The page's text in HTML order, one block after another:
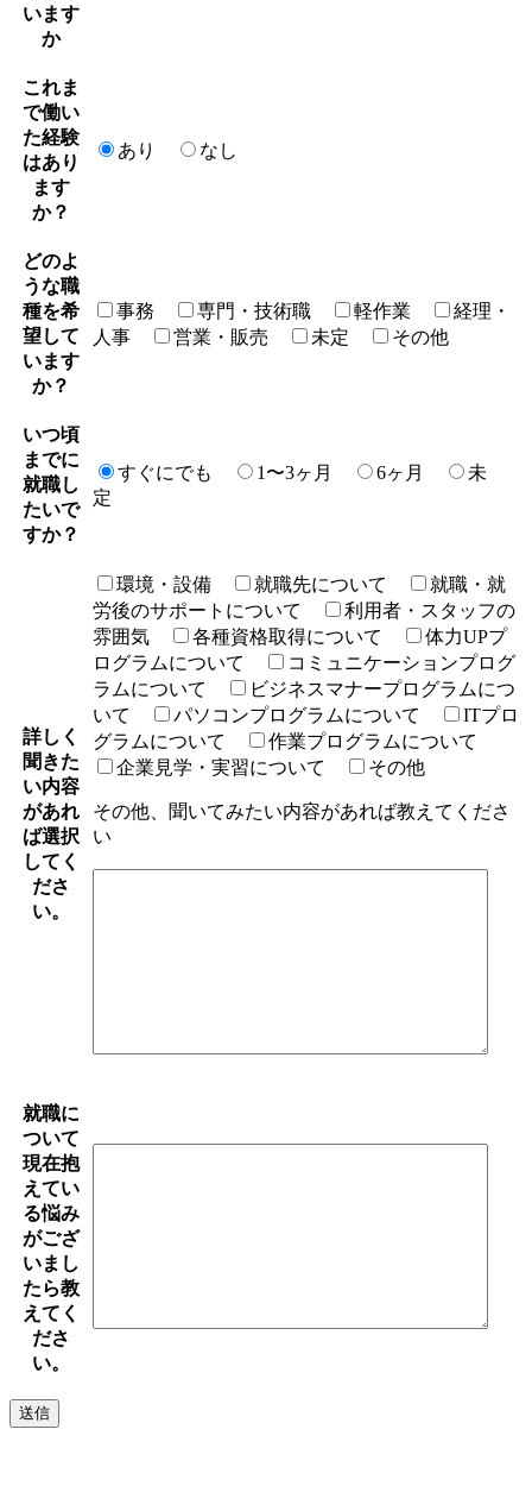
います
か
これま
で働い
た経験
はあり
ます
か？
あり なし
どのよ
うな職
種を希
望して
います
か？
事務 専門・技術職 軽作業
経理・
人事
営業・販売 未定 その他
いつ頃
までに
就職し
たいで
すか？
すぐにでも 1〜3ヶ月 6ヶ月
未
定
詳しく
聞きた
い内容
があれ
ば選択
してく
ださ
い。
環境・設備 就職先について
就職・就
労後のサポートについて
利用者・スタッフの
雰囲気
各種資格取得について
体力UPプ
ログラムについて
コミュニケーションプログ
ラムについて
ビジネスマナープログラムにつ
いて
パソコンプログラムについて
ITプロ
グラムについて
作業プログラムについて
企業見学・実習について
その他
その他、聞いてみたい内容があれば教えてくださ
い
就職に
ついて
現在抱
えてい
る悩み
がござ
いまし
たら教
えてく
ださ
い。